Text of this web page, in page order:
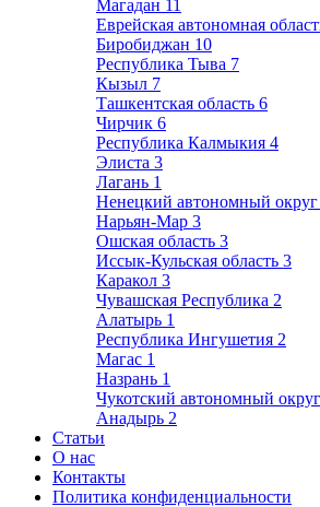
Магадан 11
Еврейская автономная
Биробиджан 10
Республика Тыва 7
Кызыл 7
Ташкентская область 6
Чирчик 6
Республика Калмыкия 4
Элиста 3
Лагань 1
Ненецкий автономный округ
Нарьян-Мар 3
Ошская область 3
Иссык-Кульская область 3
Каракол 3
Чувашская Республика 2
Алатырь 1
Республика Ингушетия 2
Магас 1
Назрань 1
Чукотский автономный округ
Анадырь 2
Статьи
О нас
Контакты
Политика конфиденциальности